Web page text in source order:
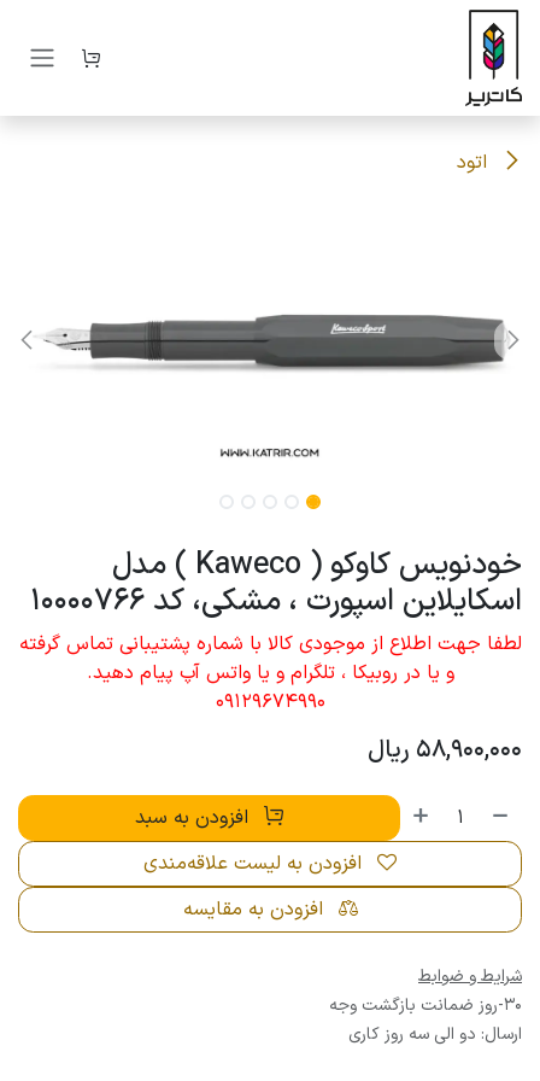
صرف نظر و مشاهده محتوا
اتود
خودنویس کاوکو ( Kaweco ) مدل
اسکایلاین اسپورت ، مشکی، کد 10000766
لطفا جهت اطلاع از موجودی کالا با شماره پشتیبانی تماس گرفته
و یا در روبیکا ، تلگرام و یا واتس آپ پیام دهید.
09129674990
58,900,000 ریال
افزودن به سبد
افزودن به مقایسه
افزودن به لیست علاقه‌مندی
شرایط و ضوابط
30-روز ضمانت بازگشت وجه
ارسال: دو الی سه روز کاری